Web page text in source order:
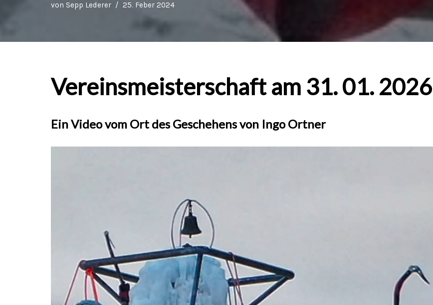
von Sepp Lederer 25. Feber 2024
Vereinsmeisterschaft am 31. 01. 2026
Ein Video vom Ort des Geschehens von Ingo Ortner